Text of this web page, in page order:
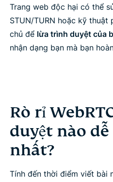
Trang web độc hại có thể
STUN/TURN hoặc kỹ thuật
chủ để lừa trình duyệt của
nhận dạng bạn mà bạn
Rò rỉ
duyệt nào
nhất?
Tính đến thời điểm viết bài